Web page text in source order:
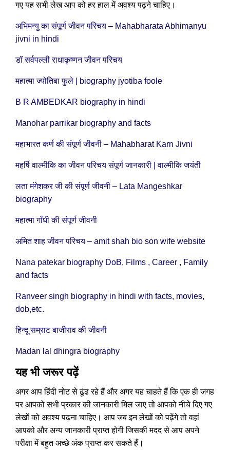
गए यह सभी लेख आप को हर हाल में अवश्य पढ़ने चाहिए।
अभिमन्यु का संपूर्ण जीवन परिचय – Mahabharata Abhimanyu
jivni in hindi
डॉ सर्वपल्ली राधाकृष्णन जीवन परिचय
महात्मा ज्योतिबा फुले | biography jyotiba foole
B R AMBEDKAR biography in hindi
Manohar parrikar biography and facts
महाभारत कर्ण की संपूर्ण जीवनी – Mahabharat Karn Jivni
महर्षि वाल्मीकि का जीवन परिचय संपूर्ण जानकारी | वाल्मीकि जयंती
लता मंगेशकर जी की संपूर्ण जीवनी – Lata Mangeshkar
biography
महात्मा गाँधी की संपूर्ण जीवनी
अमित शाह जीवन परिचय – amit shah bio son wife website
Nana patekar biography DoB, Films , Career , Family
and facts
Ranveer singh biography in hindi with facts, movies,
dob,etc.
हिन्दू सम्राट बाजीराव की जीवनी
Madan lal dhingra biography
यह भी जरूर पढ़ें
अगर आप हिंदी नोट से ढूंढ रहे हैं और अगर यह चाहते हैं कि एक ही जगह
पर आपको सभी प्रकार की जानकारी मिल जाए तो आपको नीचे दिए गए
लेखों को अवश्य पढ़ना चाहिए। आप जब इन लेखों को पढ़ेंगे तो वहां
आपको और अन्य जानकारी प्राप्त होगी जिसकी मदद से आप अपने
परीक्षा में बहुत अच्छे अंक प्राप्त कर सकते हैं।